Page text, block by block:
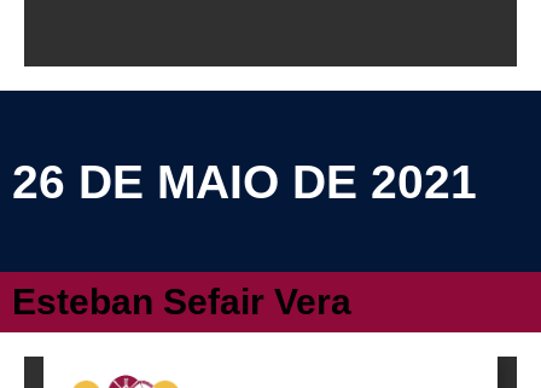
26 DE MAIO DE 2021
Esteban Sefair Vera